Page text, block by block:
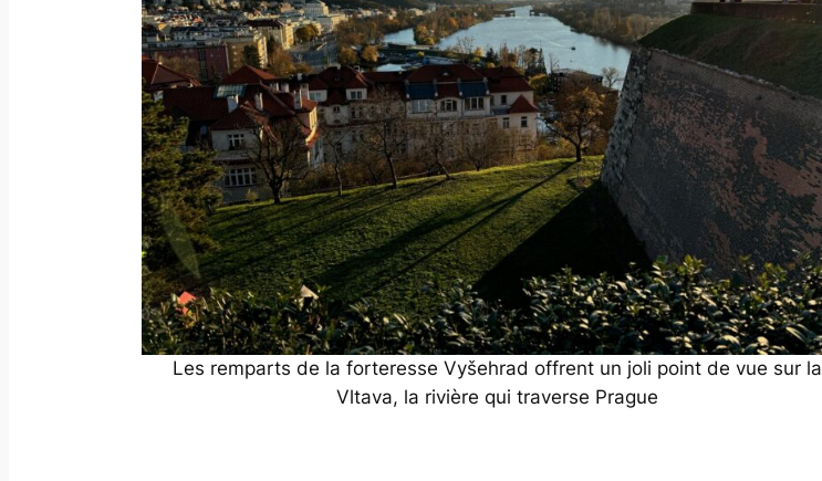
Les remparts de la forteresse Vyšehrad offrent un joli point de vue sur la
Vltava, la rivière qui traverse Prague